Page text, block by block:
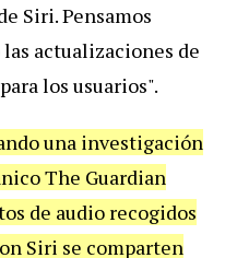
Siri. Pensamos
actualizaciones de
los usuarios".
una investigación
The Guardian
de audio recogidos
Siri se comparten